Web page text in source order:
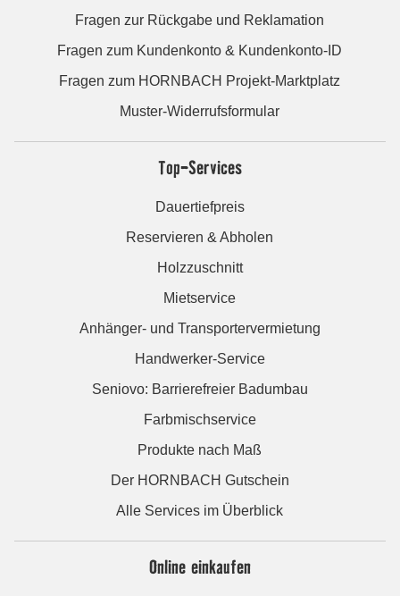
Fragen zur Rückgabe und Reklamation
Fragen zum Kundenkonto & Kundenkonto-ID
Fragen zum HORNBACH Projekt-Marktplatz
Muster-Widerrufsformular
Top-Services
Dauertiefpreis
Reservieren & Abholen
Holzzuschnitt
Mietservice
Anhänger- und Transportervermietung
Handwerker-Service
Seniovo: Barrierefreier Badumbau
Farbmischservice
Produkte nach Maß
Der HORNBACH Gutschein
Alle Services im Überblick
Online einkaufen